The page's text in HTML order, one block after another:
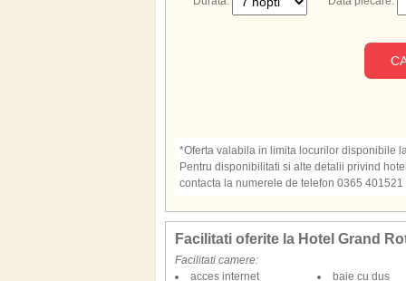
*Oferta valabila in limita locurilor disponibile
Pentru disponibilitati si alte detalii privind
contacta la numerele de telefon 0365
Facilitati oferite la Hotel Grand
Facilitati camere:
acces internet
baie cu dus